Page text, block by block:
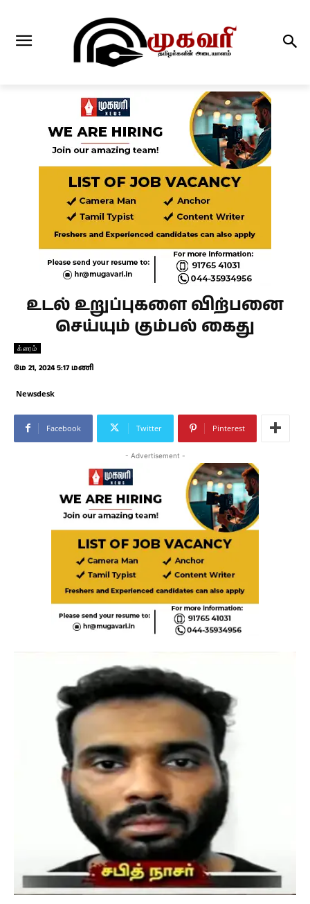
உடல் உறுப்புகளை விற்பனை
செய்யும் கும்பல் கைது
க்ரைம்
மே 21, 2024 5:17 மணி
Newsdesk
Facebook Twitter Pinterest
- Advertisement -